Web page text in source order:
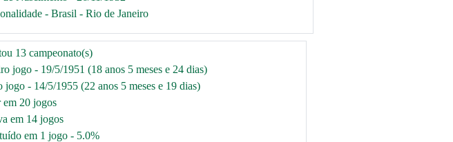
- Brasil - Rio de Janeiro
13 campeonato(s)
jogo - 19/5/1951 (18 anos 5 meses e 24 dias)
jogo - 14/5/1955 (22 anos 5 meses e 19 dias)
em 20 jogos
em 14 jogos
em 1 jogo - 5.0%